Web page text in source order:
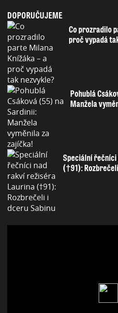
DOPORUČUJEME
Co prozradilo
proč vypadá
Pohublá
Manžela
Speciální
(†91):